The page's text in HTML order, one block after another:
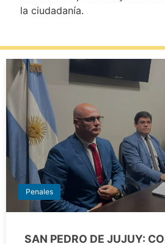
la ciudadanía.
Penales
SAN PEDRO DE JUJUY: